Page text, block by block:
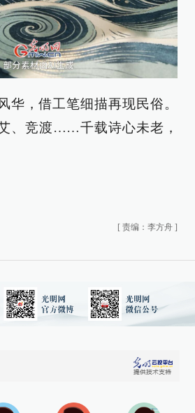
华，借工笔细描再现民俗。
、竞渡……千载诗心未老，
[ 责编：李方舟 ]